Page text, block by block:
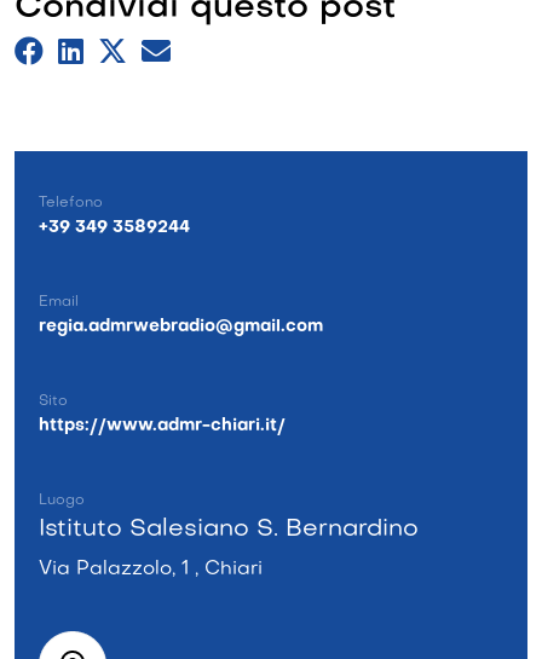
Condividi questo post
Telefono
+39 349 3589244
Email
regia.admrwebradio@gmail.com
Sito
https://www.admr-chiari.it/
Luogo
Istituto Salesiano S. Bernardino
Via Palazzolo, 1 , Chiari